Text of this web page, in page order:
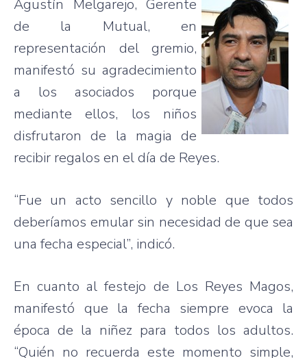
Agustín Melgarejo, Gerente
de la Mutual, en
representación del gremio,
manifestó su agradecimiento
a los asociados
porque
mediante
ellos, los niños
disfrutaron de la magia de
recibir regalos en eldía de Reyes.
“Fue un acto sencillo y noble que todos
deberíamos emularsin necesidad de que sea
una fecha especial”, indicó.
Encuanto alfestejo de Los Reyes Magos,
manifestó que lafecha siempre evoca la
época de la niñez para todos los adultos.
“Quién no recuerda este momento simple,